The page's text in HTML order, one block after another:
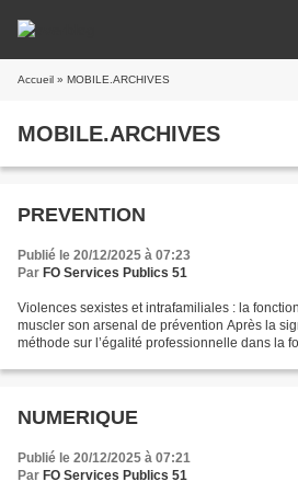
Accueil » MOBILE.ARCHIVES
MOBILE.ARCHIVES
PREVENTION
Publié le 20/12/2025 à 07:23
Par FO Services Publics 51
Violences sexistes et intrafamiliales : la
muscler son arsenal de prévention Après la
méthode sur l’égalité professionnelle dans la
NUMERIQUE
Publié le 20/12/2025 à 07:21
Par FO Services Publics 51